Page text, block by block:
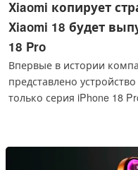
Xiaomi копирует
Xiaomi 18 будет
18 Pro
Впервые в истории
представлено
только серия iPhone 18
Apple, которое,
уже окончательно
возможно, уже